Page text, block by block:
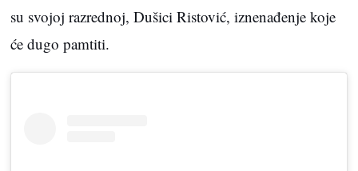
su svojoj razrednoj, Dušici Ristović, iznenađenje koje
će dugo pamtiti.